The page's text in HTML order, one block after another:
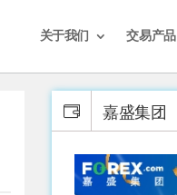
关于我们 交易产品
嘉盛集团